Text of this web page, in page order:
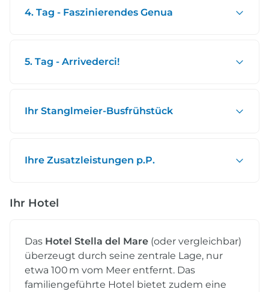
4. Tag - Faszinierendes Genua
5. Tag - Arrivederci!
Ihr Stanglmeier-Busfrühstück
Ihre Zusatzleistungen p.P.
Ihr Hotel
Das Hotel Stella del Mare (oder vergleichbar)
überzeugt durch seine zentrale Lage, nur
etwa 100 m vom Meer entfernt. Das
familiengeführte Hotel bietet zudem eine